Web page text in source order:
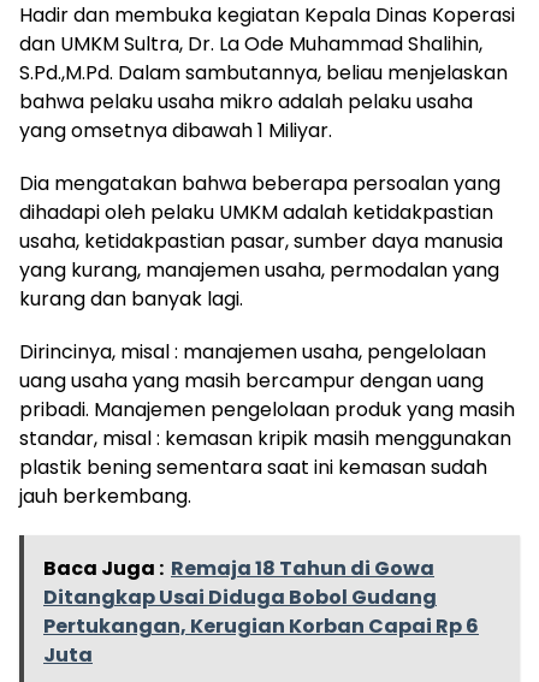
Hadir dan membuka kegiatan Kepala Dinas Koperasi
dan UMKM Sultra, Dr. La Ode Muhammad Shalihin,
S.Pd.,M.Pd. Dalam sambutannya, beliau menjelaskan
bahwa pelaku usaha mikro adalah pelaku usaha
yang omsetnya dibawah 1 Miliyar.
Dia mengatakan bahwa beberapa persoalan yang
dihadapi oleh pelaku UMKM adalah ketidakpastian
usaha, ketidakpastian pasar, sumber daya manusia
yang kurang, manajemen usaha, permodalan yang
kurang dan banyak lagi.
Dirincinya, misal : manajemen usaha, pengelolaan
uang usaha yang masih bercampur dengan uang
pribadi. Manajemen pengelolaan produk yang masih
standar, misal : kemasan kripik masih menggunakan
plastik bening sementara saat ini kemasan sudah
jauh berkembang.
Baca Juga : Remaja 18 Tahun di Gowa
Ditangkap Usai Diduga Bobol Gudang
Pertukangan, Kerugian Korban Capai Rp 6
Juta